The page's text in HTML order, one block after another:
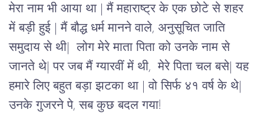
मेरा नाम भी आया था | मैं महाराष्ट्र के एक छोटे से शहर
में बड़ी हुई | मैं बौद्ध धर्म मानने वाले, अनुसूचित जाति
समुदाय से थी | लोग मेरे माता पिता को उनके नाम से
जानते थे | पर जब मैं ग्यारवीं में थी, मेरे पिता चल बसे| यह
हमारे लिए बहुत बड़ा झटका था | वो सिर्फ ४१ वर्ष के थे
उनके गुजरने पे, सब कुछ बदल गया!